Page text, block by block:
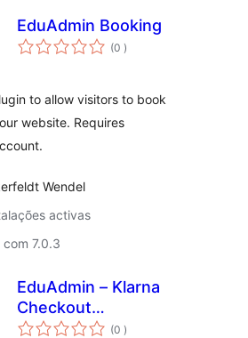
EduAdmin Booking
(0 classificações
)
to allow visitors to book
website. Requires
Wendel
activas
7.0.3
EduAdmin – Klarna
Checkout
WordPress-plugin
(0 classificações
)